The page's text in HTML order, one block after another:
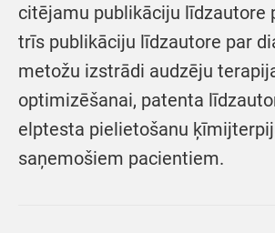
citējamu publikāciju līdzautore
trīs publikāciju līdzautore par
metožu izstrādi audzēju
optimizēšanai, patenta
elptesta pielietošanu
saņemošiem pacientiem.